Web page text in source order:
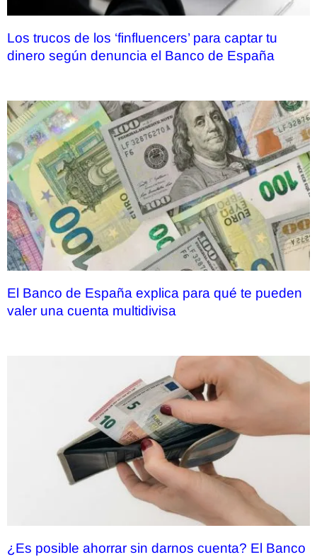
Los trucos de los ‘finfluencers’ para captar tu
dinero según denuncia el Banco de España
El Banco de España explica para qué te pueden
valer una cuenta multidivisa
¿Es posible ahorrar sin darnos cuenta? El Banco